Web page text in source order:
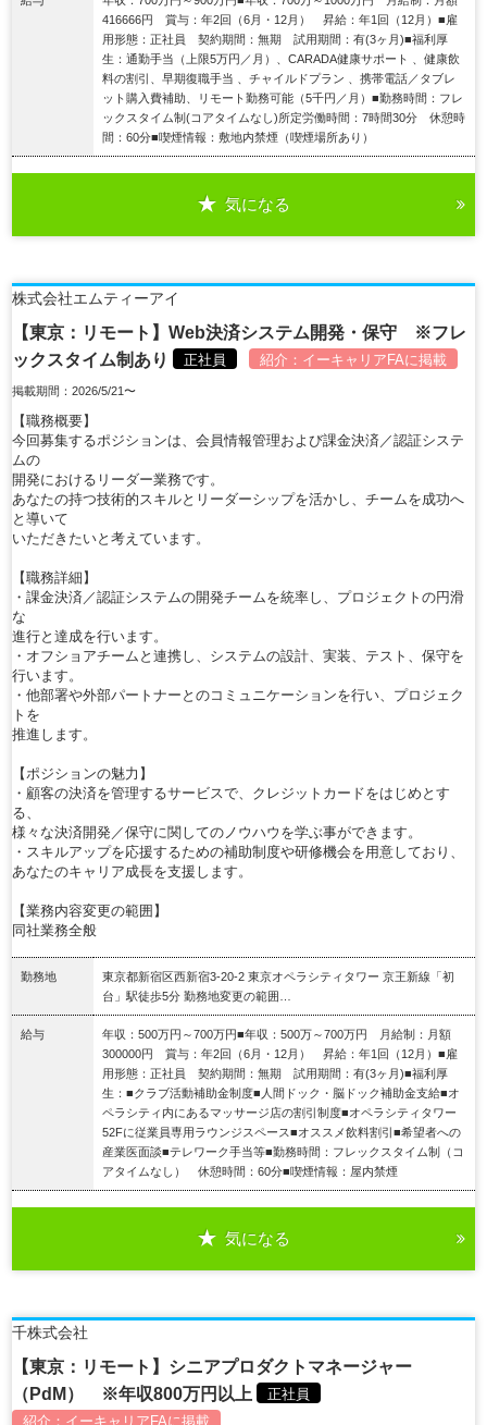
416666円 賞与：年2回（6月・12月） 昇給：年1回（12月）■雇
用形態：正社員 契約期間：無期 試用期間：有(3ヶ月)■福利厚
生：通勤手当（上限5万円／月）、CARADA健康サポート 、健康飲
料の割引、早期復職手当 、チャイルドプラン 、携帯電話／タブレ
ット購入費補助、リモート勤務可能（5千円／月）■勤務時間：フレ
ックスタイム制(コアタイムなし)所定労働時間：7時間30分 休憩時
間：60分■喫煙情報：敷地内禁煙（喫煙場所あり）
気になる
株式会社エムティーアイ
【東京：リモート】Web決済システム開発・保守 ※フレ
ックスタイム制あり
正社員 紹介： イーキャリアFAに掲載
掲載期間：2026/5/21〜
【職務概要】
今回募集するポジションは、会員情報管理および課金決済／認証システ
ムの
開発におけるリーダー業務です。
あなたの持つ技術的スキルとリーダーシップを活かし、チームを成功へ
と導いて
いただきたいと考えています。
【職務詳細】
・課金決済／認証システムの開発チームを統率し、プロジェクトの円滑
な
進行と達成を行います。
・オフショアチームと連携し、システムの設計、実装、テスト、保守を
行います。
・他部署や外部パートナーとのコミュニケーションを行い、プロジェク
トを
推進します。
【ポジションの魅力】
・顧客の決済を管理するサービスで、クレジットカードをはじめとす
る、
様々な決済開発／保守に関してのノウハウを学ぶ事ができます。
・スキルアップを応援するための補助制度や研修機会を用意しており、
あなたのキャリア成長を支援します。
【業務内容変更の範囲】
同社業務全般
勤務地
東京都新宿区西新宿3‐20‐2 東京オペラシティタワー 京王新線「初
台」駅徒歩5分 勤務地変更の範囲…
給与
年収：500万円～700万円■年収：500万～700万円 月給制：月額
300000円 賞与：年2回（6月・12月） 昇給：年1回（12月）■雇
用形態：正社員 契約期間：無期 試用期間：有(3ヶ月)■福利厚
生：■クラブ活動補助金制度■人間ドック・脳ドック補助金支給■オ
ペラシティ内にあるマッサージ店の割引制度■オペラシティタワー
52Fに従業員専用ラウンジスペース■オススメ飲料割引■希望者への
産業医面談■テレワーク手当等■勤務時間：フレックスタイム制（コ
アタイムなし） 休憩時間：60分■喫煙情報：屋内禁煙
気になる
千株式会社
【東京：リモート】シニアプロダクトマネージャー
（PdM） ※年収800万円以上
正社員
紹介： イーキャリアFAに掲載